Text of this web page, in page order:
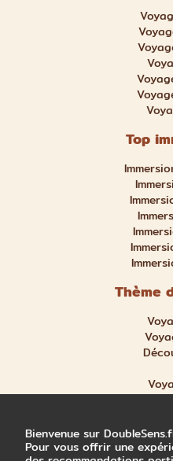
Top
Thème
Bienvenue sur
Pour vous offrir une